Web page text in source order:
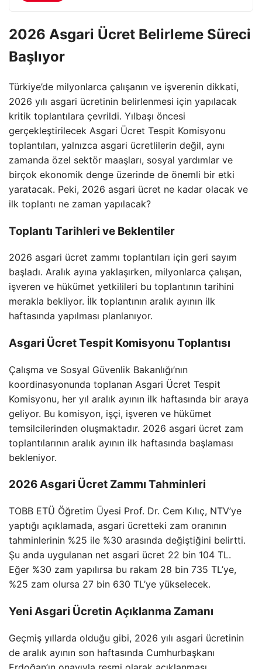
2026 Asgari Ücret Belirleme Süreci
Başlıyor
Türkiye’de milyonlarca çalışanın ve işverenin dikkati,
2026 yılı asgari ücretinin belirlenmesi için yapılacak
kritik toplantılara çevrildi. Yılbaşı öncesi
gerçekleştirilecek Asgari Ücret Tespit Komisyonu
toplantıları, yalnızca asgari ücretlilerin değil, aynı
zamanda özel sektör maaşları, sosyal yardımlar ve
birçok ekonomik denge üzerinde de önemli bir etki
yaratacak. Peki, 2026 asgari ücret ne kadar olacak ve
ilk toplantı ne zaman yapılacak?
Toplantı Tarihleri ve Beklentiler
2026 asgari ücret zammı toplantıları için geri sayım
başladı. Aralık ayına yaklaşırken, milyonlarca çalışan,
işveren ve hükümet yetkilileri bu toplantının tarihini
merakla bekliyor. İlk toplantının aralık ayının ilk
haftasında yapılması planlanıyor.
Asgari Ücret Tespit Komisyonu Toplantısı
Çalışma ve Sosyal Güvenlik Bakanlığı’nın
koordinasyonunda toplanan Asgari Ücret Tespit
Komisyonu, her yıl aralık ayının ilk haftasında bir araya
geliyor. Bu komisyon, işçi, işveren ve hükümet
temsilcilerinden oluşmaktadır. 2026 asgari ücret zam
toplantılarının aralık ayının ilk haftasında başlaması
bekleniyor.
2026 Asgari Ücret Zammı Tahminleri
TOBB ETÜ Öğretim Üyesi Prof. Dr. Cem Kılıç, NTV’ye
yaptığı açıklamada, asgari ücretteki zam oranının
tahminlerinin %25 ile %30 arasında değiştiğini belirtti.
Şu anda uygulanan net asgari ücret 22 bin 104 TL.
Eğer %30 zam yapılırsa bu rakam 28 bin 735 TL’ye,
%25 zam olursa 27 bin 630 TL’ye yükselecek.
Yeni Asgari Ücretin Açıklanma Zamanı
Geçmiş yıllarda olduğu gibi, 2026 yılı asgari ücretinin
de aralık ayının son haftasında Cumhurbaşkanı